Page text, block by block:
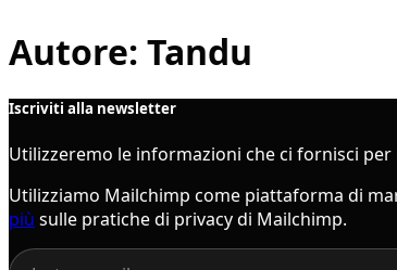
Autore: Tandu
Iscriviti alla newsletter
Utilizzeremo le informazioni che ci fornisci
Utilizziamo Mailchimp come piattaforma di
più sulle pratiche di privacy di Mailchimp.
E-mail